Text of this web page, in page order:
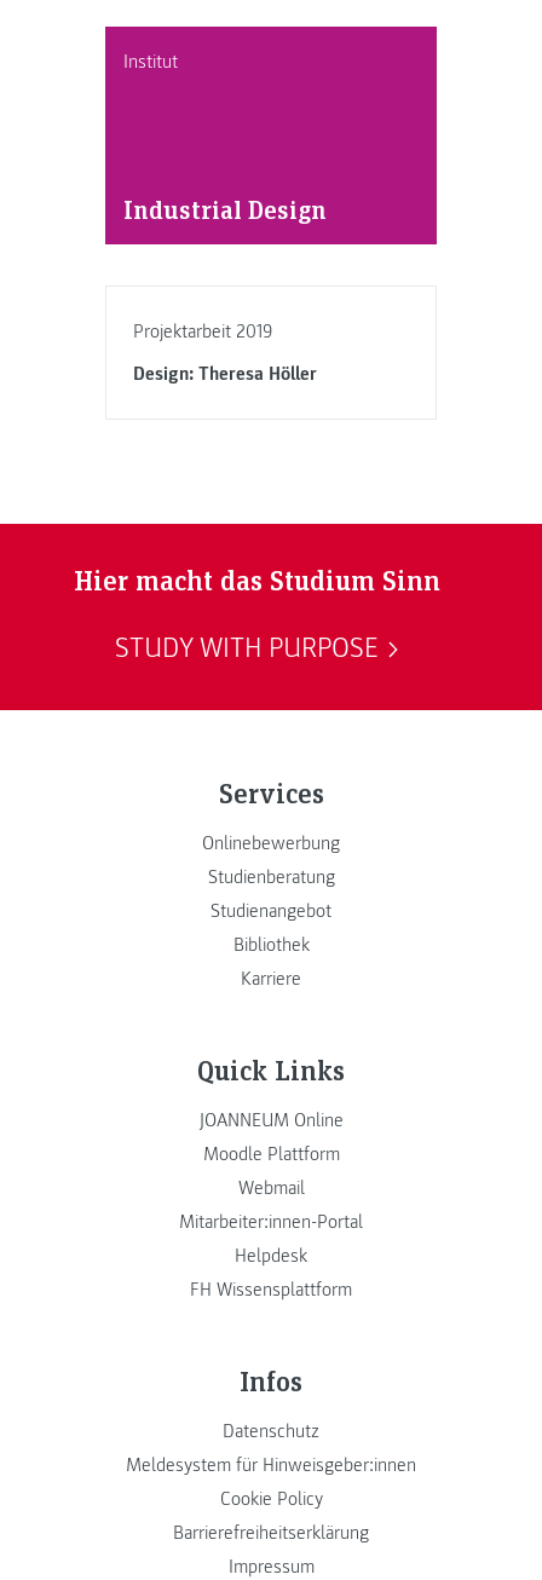
Institut
Industrial Design
Projektarbeit 2019
Design: Theresa Höller
Hier macht das Studium Sinn
STUDY WITH PURPOSE
Services
Onlinebewerbung
Studienberatung
Studienangebot
Bibliothek
Karriere
Quick Links
JOANNEUM Online
Moodle Plattform
Webmail
Mitarbeiter:innen-Portal
Helpdesk
FH Wissensplattform
Infos
Datenschutz
Meldesystem für Hinweisgeber:innen
Cookie Policy
Barrierefreiheitserklärung
Impressum